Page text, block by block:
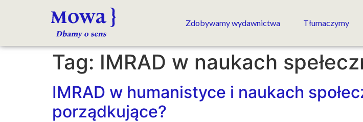
Zdobywamy wydawnictwa Tłumaczymy
Tag: IMRAD w naukach
IMRAD w humanistyce i naukach
porządkujące?